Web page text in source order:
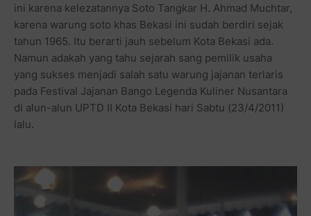
ini karena kelezatannya Soto Tangkar H. Ahmad Muchtar,
karena warung soto khas Bekasi ini sudah berdiri sejak
tahun 1965. Itu berarti jauh sebelum Kota Bekasi ada.
Namun adakah yang tahu sejarah sang pemilik usaha
yang sukses menjadi salah satu warung jajanan terlaris
pada Festival Jajanan Bango Legenda Kuliner Nusantara
di alun-alun UPTD II Kota Bekasi hari Sabtu (23/4/2011)
lalu.